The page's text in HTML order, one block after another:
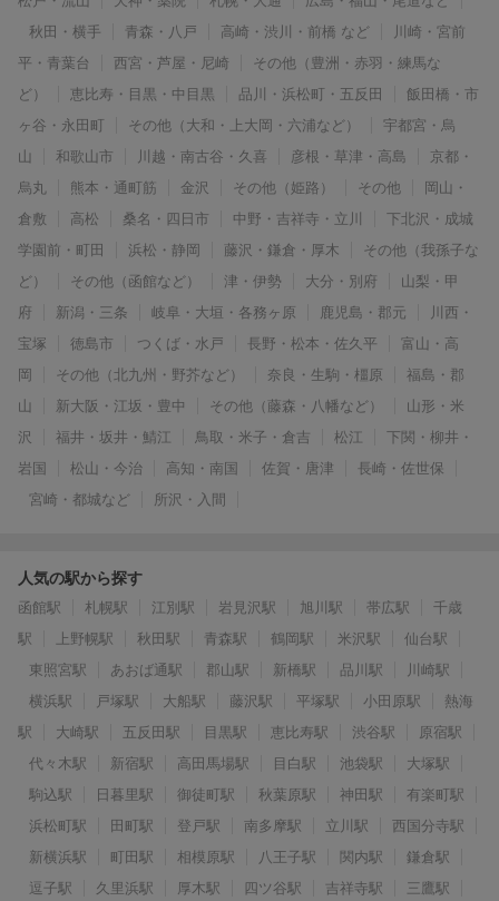
秋田・横手
青森・八戸 高崎・渋川・前橋 など
川崎・宮前
平・青葉台
西宮・芦屋・尼崎
その他（豊洲・赤羽・練馬な
ど）
恵比寿・目黒・中目黒 品川・浜松町・五反田
飯田橋・市
ヶ谷・永田町
その他（大和・上大岡・六浦など）
宇都宮・烏
山
和歌山市 川越・南古谷・久喜 彦根・草津・高島
京都・
烏丸
熊本・通町筋 金沢 その他（姫路） その他
岡山・
倉敷
高松 桑名・四日市 中野・吉祥寺・立川
下北沢・成城
学園前・町田
浜松・静岡 藤沢・鎌倉・厚木
その他（我孫子な
ど）
その他（函館など） 津・伊勢 大分・別府
山梨・甲
府
新潟・三条 岐阜・大垣・各務ヶ原 鹿児島・郡元
川西・
宝塚
徳島市 つくば・水戸 長野・松本・佐久平
富山・高
岡
その他（北九州・野芥など） 奈良・生駒・橿原
福島・郡
山
新大阪・江坂・豊中 その他（藤森・八幡など）
山形・米
沢
福井・坂井・鯖江 鳥取・米子・倉吉 松江
下関・柳井・
岩国
松山・今治 高知・南国 佐賀・唐津
長崎・佐世保
宮崎・都城など
所沢・入間
人気の駅から探す
函館駅 札幌駅 江別駅 岩見沢駅 旭川駅 帯広駅
千歳
駅
上野幌駅 秋田駅 青森駅 鶴岡駅 米沢駅
仙台駅
東照宮駅
あおば通駅 郡山駅 新橋駅 品川駅
川崎駅
横浜駅
戸塚駅 大船駅 藤沢駅 平塚駅 小田原駅
熱海
駅
大崎駅 五反田駅 目黒駅 恵比寿駅 渋谷駅
原宿駅
代々木駅
新宿駅 高田馬場駅 目白駅 池袋駅
大塚駅
駒込駅
日暮里駅 御徒町駅 秋葉原駅 神田駅
有楽町駅
浜松町駅
田町駅 登戸駅 南多摩駅 立川駅
西国分寺駅
新横浜駅
町田駅 相模原駅 八王子駅 関内駅
鎌倉駅
逗子駅
久里浜駅 厚木駅 四ツ谷駅 吉祥寺駅
三鷹駅